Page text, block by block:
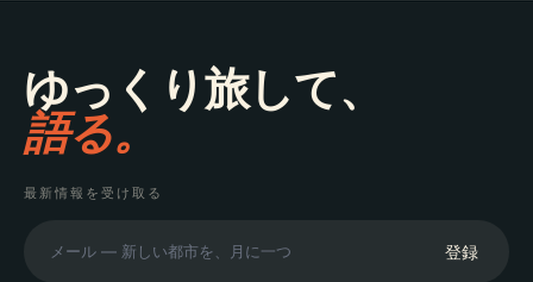
ゆっくり旅して、
語る。
最新情報を受け取る
登録